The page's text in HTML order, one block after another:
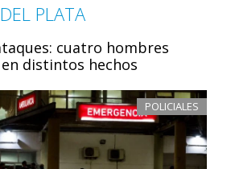
PLATA
cuatro hombres
distintos hechos
POLICIALES